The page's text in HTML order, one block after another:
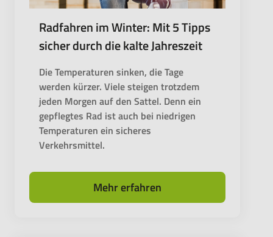
Radfahren im Winter: Mit 5 Tipps
sicher durch die kalte Jahreszeit
Die Temperaturen sinken, die Tage
werden kürzer. Viele steigen trotzdem
jeden Morgen auf den Sattel. Denn ein
gepflegtes Rad ist auch bei niedrigen
Temperaturen ein sicheres
Verkehrsmittel.
Mehr erfahren